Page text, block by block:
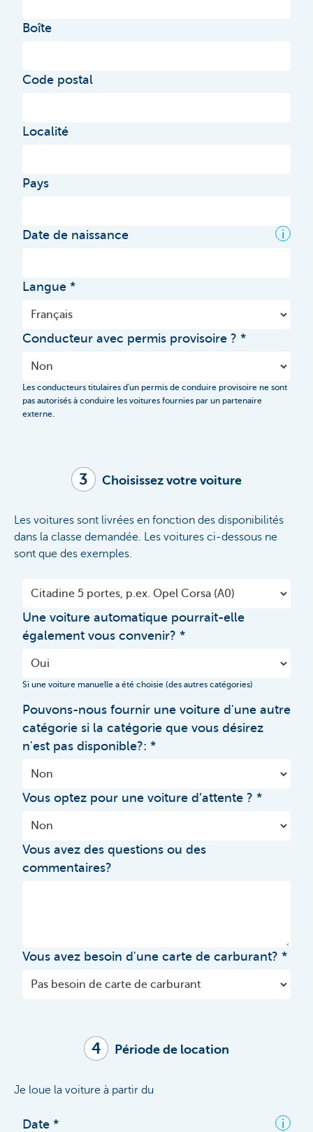
Boîte
Code postal
Localité
Pays
Date de naissance i
Langue
Conducteur avec permis provisoire ?
Les conducteurs titulaires d'un permis de conduire provisoire ne sont
pas autorisés à conduire les voitures fournies par un partenaire
externe.
3 Choisissez votre voiture
Les voitures sont livrées en fonction des disponibilités
dans la classe demandée. Les voitures ci-dessous ne
sont que des exemples.
Une voiture automatique pourrait-elle
également vous convenir?
Si une voiture manuelle a été choisie (des autres catégories)
Pouvons-nous fournir une voiture d'une autre
catégorie si la catégorie que vous désirez
n'est pas disponible?:
Vous optez pour une voiture d’attente ?
Vous avez des questions ou des
commentaires?
Vous avez besoin d'une carte de carburant?
4 Période de location
Je loue la voiture à partir du
Date i